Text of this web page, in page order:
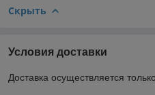
Скрыть
Условия доставки
Доставка осуществляется